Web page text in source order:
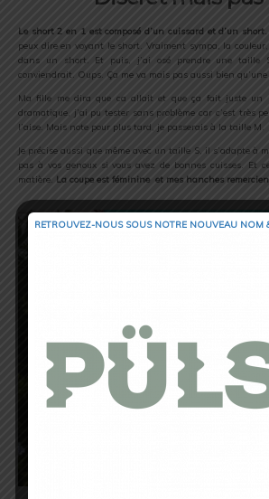
Le short 2 en 1 est composé d’un cuissard et d’un short.
peux dire en voyant le short. Vraiment sympa, la
dans un short. Et puis, j’ai osé prendre une taille
conviendrait. Oups. Ça me va mais pas aussi bien
Ma fille me dira que ca allait et que ça fait juste un
dramatique, j’ai pu tester sans problème car c’est très
l’aise. Mais note pour plus tard, je passerais à la taille M.
Je précise aussi que même avec un taille S, il s’adapte à
pas à vos genoux si vous avez de bonnes cuisses. Et
matière. La coupe est féminine et mes hanches
RETROUVEZ-NOUS SOUS NOTRE NOUVEAU NOM